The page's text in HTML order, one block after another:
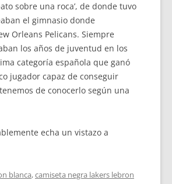
sobre una roca’, de donde tuvo
el gimnasio donde
Orleans Pelicans. Siempre
los años de juventud en los
categoría española que ganó
jugador capaz de conseguir
de conocerlo según una
echa un vistazo a
blanca,camiseta negra lakers lebron